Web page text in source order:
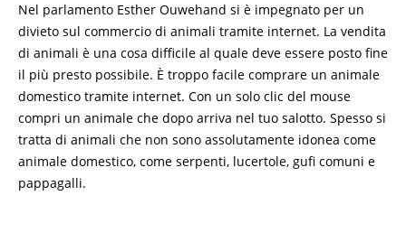
Nel parlamento Esther Ouwehand si è impegnato per un
divieto sul commercio di animali tramite internet. La vendita
di animali è una cosa difficile al quale deve essere posto fine
il più presto possibile. È troppo facile comprare un animale
domestico tramite internet. Con un solo clic del mouse
compri un animale che dopo arriva nel tuo salotto. Spesso si
tratta di animali che non sono assolutamente idonea come
animale domestico, come serpenti, lucertole, gufi comuni e
pappagalli.